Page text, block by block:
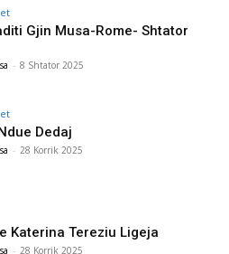
Gjin Musa-Rome- Shtator
- 8 Shtator 2025
Dedaj
- 28 Korrik 2025
Katerina Tereziu Ligeja
- 28 Korrik 2025